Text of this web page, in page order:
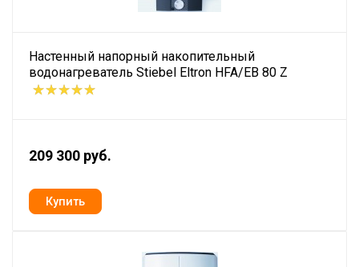
Настенный напорный накопительный
водонагреватель Stiebel Eltron HFA/EB 80 Z
209 300 руб.